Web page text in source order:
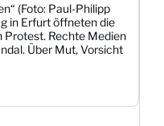
(Foto: Paul-Philipp
in Erfurt öffneten die
Protest. Rechte Medien
Über Mut, Vorsicht